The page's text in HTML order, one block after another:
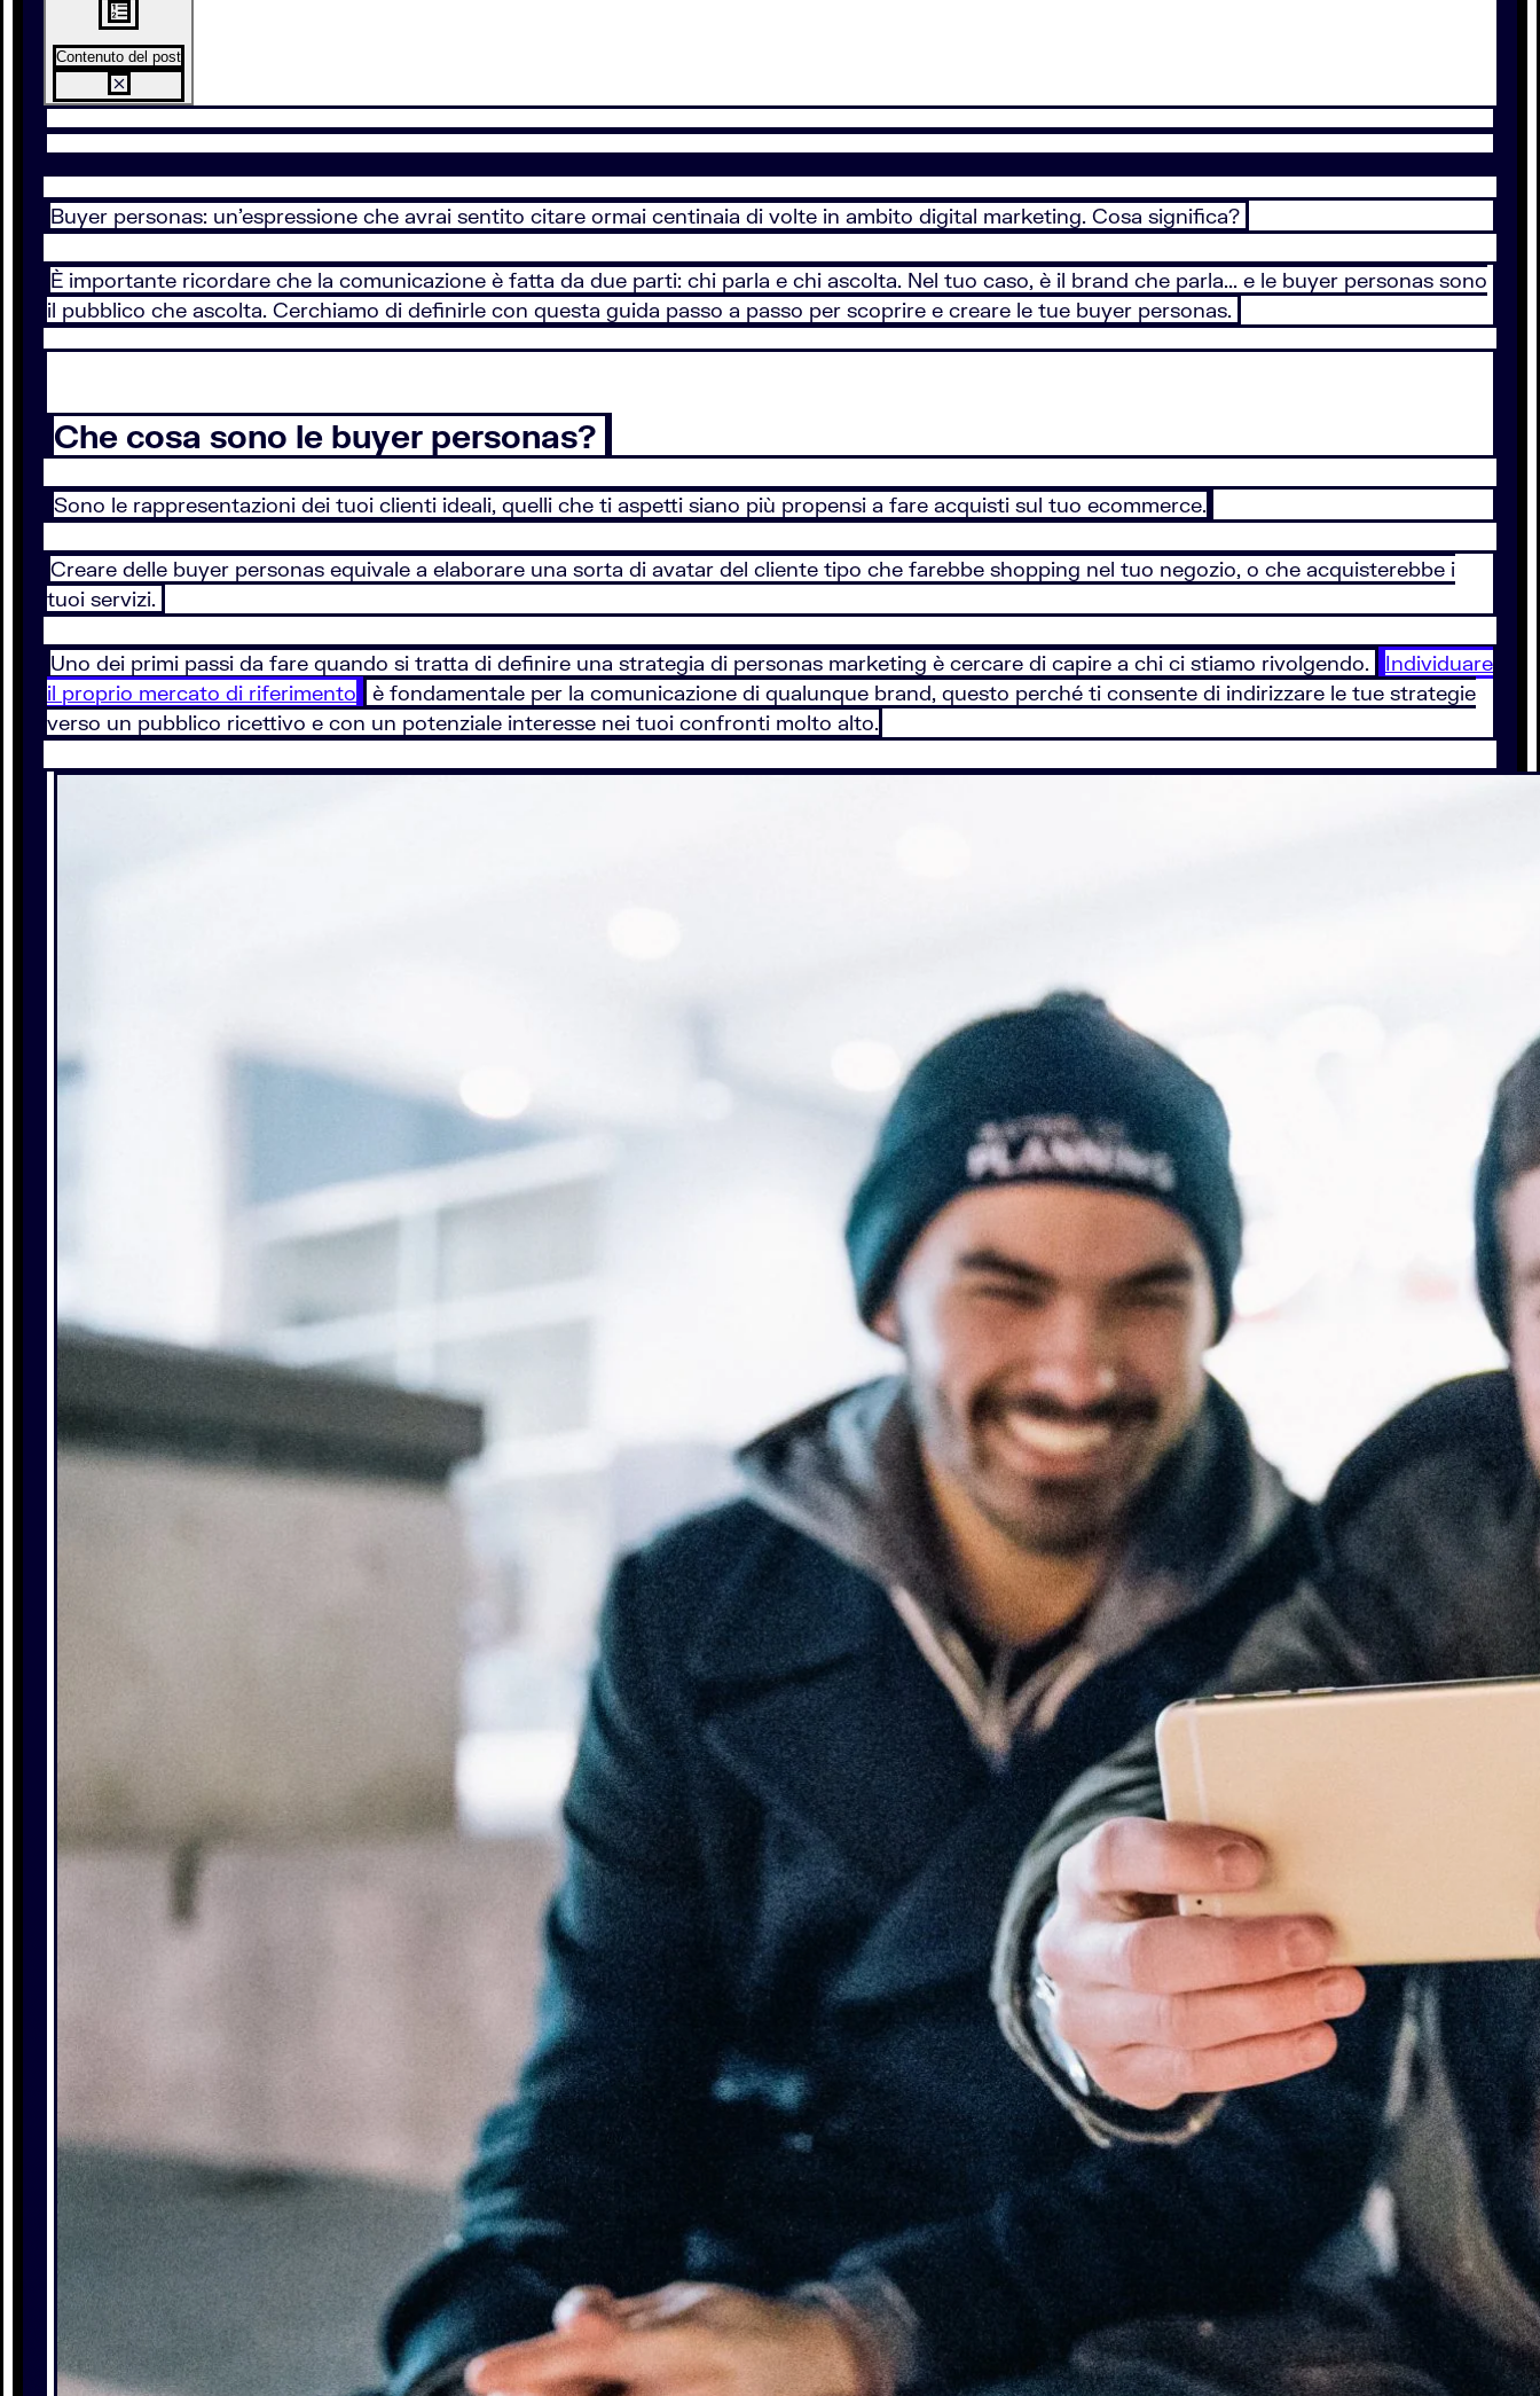
Contenuto del post
Buyer personas: un'espressione che avrai sentito citare ormai centinaia di volte in ambito digital marketing. Cosa significa?
È importante ricordare che la comunicazione è fatta da due parti: chi parla e chi ascolta. Nel tuo caso, è il brand che parla... e le buyer personas sono
il pubblico che ascolta. Cerchiamo di definirle con questa guida passo a passo per scoprire e creare le tue buyer personas.
Che cosa sono le buyer personas?
Sono le rappresentazioni dei tuoi clienti ideali, quelli che ti aspetti siano più propensi a fare acquisti sul tuo ecommerce.
Creare delle buyer personas equivale a elaborare una sorta di avatar del cliente tipo che farebbe shopping nel tuo negozio, o che acquisterebbe i
tuoi servizi.
Uno dei primi passi da fare quando si tratta di definire una strategia di personas marketing è cercare di capire a chi ci stiamo rivolgendo.
Individuare
il proprio mercato di riferimento
è fondamentale per la comunicazione di qualunque brand, questo perché ti consente di indirizzare le tue strategie
verso un pubblico ricettivo e con un potenziale interesse nei tuoi confronti molto alto.